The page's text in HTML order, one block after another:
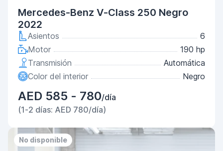
Mercedes-Benz V-Class 250 Negro
2022
Asientos
6
Motor
190 hp
Transmisión
Automática
Color del interior
Negro
AED 585 - 780/día
(1-2 días: AED 780/día)
No disponible